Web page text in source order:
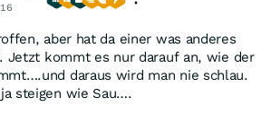
aber hat da einer was anderes
Jetzt kommt es nur darauf an, wie der
daraus wird man nie schlau.
steigen wie Sau….